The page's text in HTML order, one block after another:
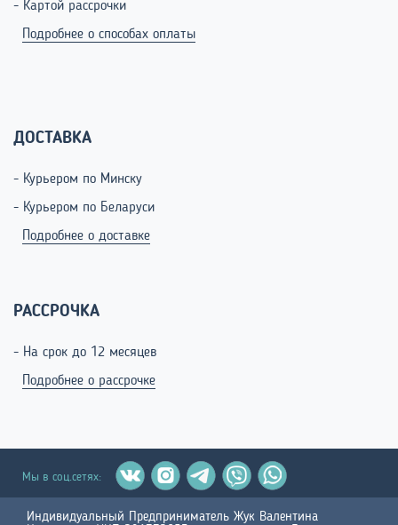
- Картой рассрочки
Подробнее о способах оплаты
ДОСТАВКА
- Курьером по Минску
- Курьером по Беларуси
Подробнее о доставке
РАССРОЧКА
- На срок до 12 месяцев
Подробнее о рассрочке
Мы в соц.сетях:
Индивидуальный Предприниматель Жук Валентина